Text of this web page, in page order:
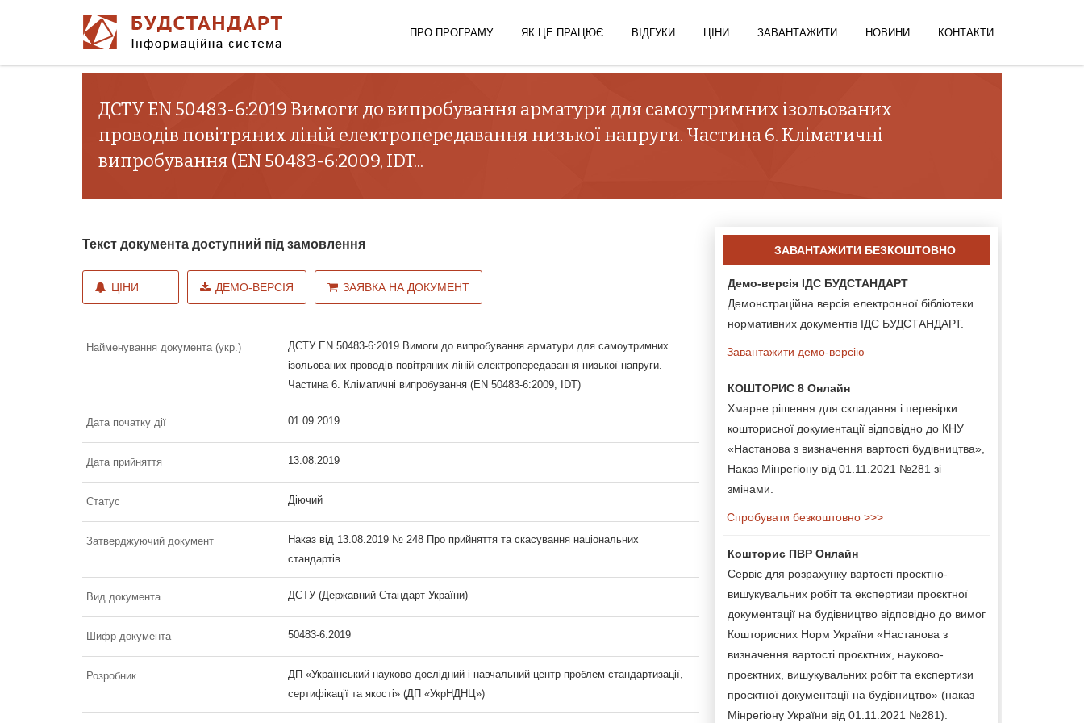
ПРО ПРОГРАМУ ЯК ЦЕ ПРАЦЮЄ ВІДГУКИ ЦІНИ ЗАВАНТАЖИТИ НОВИНИ КОНТАКТИ
ДСТУ EN 50483-6:2019 Вимоги до випробування арматури для самоутримних ізольованих
проводів повітряних ліній електропередавання низької напруги. Частина 6. Кліматичні
випробування (EN 50483-6:2009, IDT...
Текст документа доступний під замовлення
ЦІНИ ДЕМО-ВЕРСІЯ ЗАЯВКА НА ДОКУМЕНТ
Найменування документа (укр.)
ДСТУ EN 50483-6:2019 Вимоги до випробування арматури для самоутримних
ізольованих проводів повітряних ліній електропередавання низької напруги.
Частина 6. Кліматичні випробування (EN 50483-6:2009, IDT)
Дата початку дії 01.09.2019
Дата прийняття 13.08.2019
Статус Діючий
Затверджуючий документ
Наказ від 13.08.2019 № 248 Про прийняття та скасування національних
стандартів
Вид документа ДСТУ (Державний Стандарт України)
Шифр документа 50483-6:2019
Розробник
ДП «Український науково-дослідний і навчальний центр проблем стандартизації,
сертифікації та якості» (ДП «УкрНДНЦ»)
ЗАВАНТАЖИТИ БЕЗКОШТОВНО
Демо-версія ІДС БУДСТАНДАРТ
Демонстраційна версія електронної бібліотеки
нормативних документів ІДС БУДСТАНДАРТ.
Завантажити демо-версію
КОШТОРИС 8 Онлайн
Хмарне рішення для складання і перевірки
кошторисної документації відповідно до КНУ
«Настанова з визначення вартості будівництва»,
Наказ Мінрегіону від 01.11.2021 №281 зі
змінами.
Спробувати безкоштовно >>>
Кошторис ПВР Онлайн
Сервіс для розрахунку вартості проєктно-
вишукувальних робіт та експертизи проєктної
документації на будівництво відповідно до вимог
Кошторисних Норм України «Настанова з
визначення вартості проєктних, науково-
проєктних, вишукувальних робіт та експертизи
проєктної документації на будівництво» (наказ
Мінрегіону України від 01.11.2021 №281).